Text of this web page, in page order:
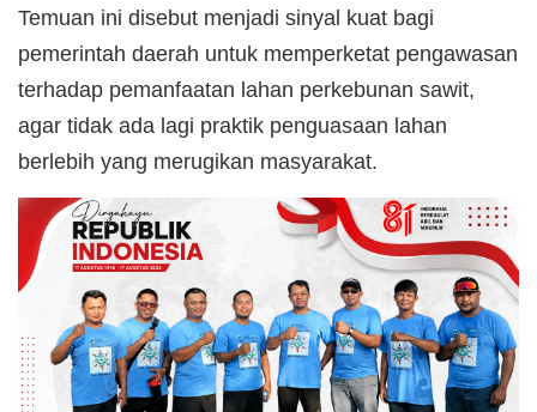
Temuan ini disebut menjadi sinyal kuat bagi
pemerintah daerah untuk memperketat pengawasan
terhadap pemanfaatan lahan perkebunan sawit,
agar tidak ada lagi praktik penguasaan lahan
berlebih yang merugikan masyarakat.